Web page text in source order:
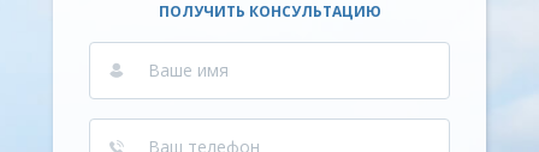
ПОЛУЧИТЬ КОНСУЛЬТАЦИЮ